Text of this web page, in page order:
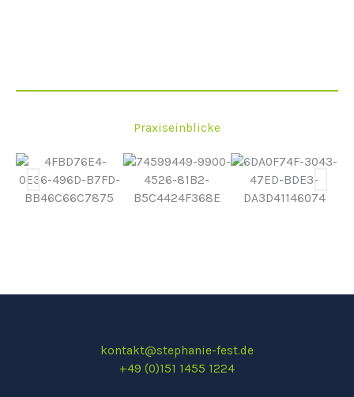
Praxiseinblicke
kontakt@stephanie-fest.de
+49 (0)151 1455 1224